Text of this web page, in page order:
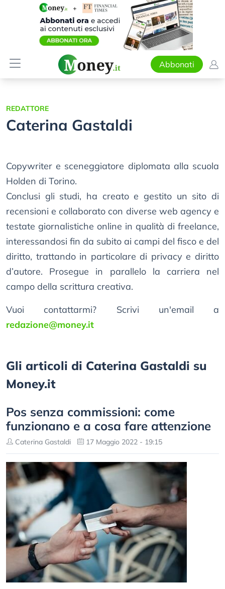
Abbonati
REDATTORE
Caterina Gastaldi
Copywriter e sceneggiatore diplomata alla scuola
Holden di Torino.
Conclusi gli studi, ha creato e gestito un sito di
recensioni e collaborato con diverse web agency e
testate giornalistiche online in qualità di freelance,
interessandosi fin da subito ai campi del fisco e del
diritto, trattando in particolare di privacy e diritto
d’autore. Prosegue in parallelo la carriera nel
campo della scrittura creativa.
Vuoi contattarmi? Scrivi un'email a
redazione@money.it
Gli articoli di Caterina Gastaldi su
Money.it
Pos senza commissioni: come
funzionano e a cosa fare attenzione
Caterina Gastaldi 17 Maggio 2022 - 19:15